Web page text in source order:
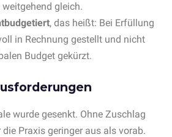
gleich.
, das heißt: Bei Erfüllung
in Rechnung gestellt und nicht
Budget gekürzt.
wurde gesenkt. Ohne Zuschlag
Praxis geringer aus als vorab.